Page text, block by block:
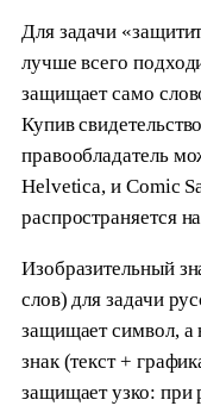
Для задачи
лучше всего
защищает само
Купив
правообладатель
Helvetica, и Comic
распространяется
Изобразительный
слов) для задачи
защищает символ, а
знак (текст +
защищает узко: при